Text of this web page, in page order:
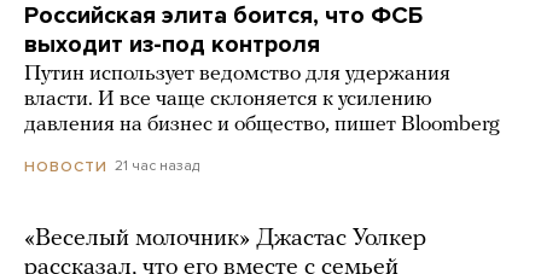
Российская элита боится, что ФСБ
выходит из-под контроля
Путин использует ведомство для удержания
власти. И все чаще склоняется к усилению
давления на бизнес и общество, пишет Bloomberg
НОВОСТИ 21 час назад
«Веселый молочник» Джастас Уолкер
рассказал, что его вместе с семьей